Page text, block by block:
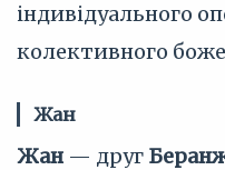
індивідуального
колективного
Жан
Жан — друг